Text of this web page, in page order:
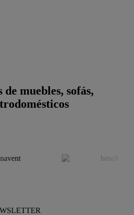
muebles, sofás,